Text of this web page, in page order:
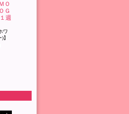
Ｏ
Ｇ
週
ワ
】